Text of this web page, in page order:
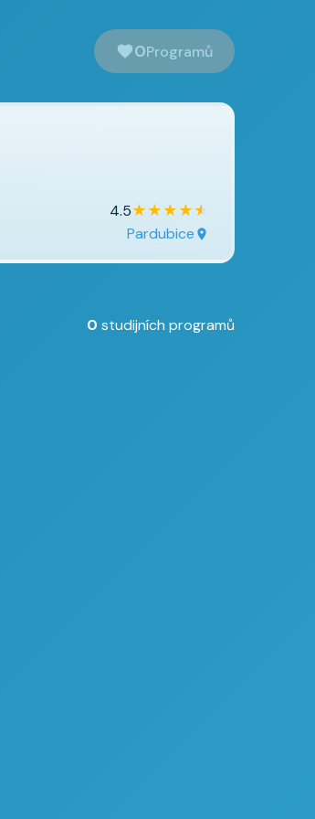
0Programů
4.5★★★★★
Pardubice
0 studijních programů